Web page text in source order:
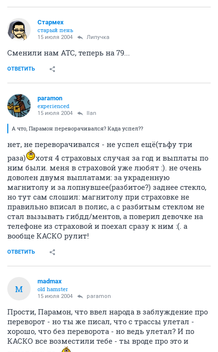
Стармех
старый пень
15 июля 2004 Липучка
Сменили нам АТС, теперь на 79...
ОТВЕТИТЬ
paramon
experienced
15 июля 2004 Ilan
А что, Парамон переворачивался? Када успел??
нет, не переворачивался - не успел ещё(тьфу три
раза)
хотя 4 страховых случая за год и выплаты по
ним были. меня в страховой уже любят :). не очень
доволен двумя выплатами: за украденную
магнитолу и за лопнувшее(разбитое?) заднее стекло,
но тут сам слошил: магнитолу при страховке не
правильно вписал в полис, а с разбитым стеклом не
стал вызывать гибдд/ментов, а поверил девочке на
телефоне из страховой и поехал сразу к ним :(. а
вообще КАСКО рулит!
ОТВЕТИТЬ
M
madmax
old hamster
15 июля 2004 paramon
Прости, Парамон, что ввел народа в заблуждение про
переворот - но ты же писал, что с трассы улетал -
хорошо, что без переворота - но ведь улетал? И по
КАСКО все возместили тебе - ты вроде про это и